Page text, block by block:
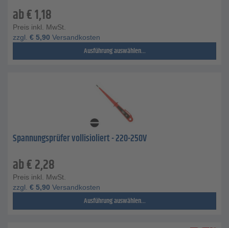
ab€1,18
Preis inkl. MwSt.
zzgl. € 5,90 Versandkosten
Ausführung auswählen...
Spannungsprüfer vollisioliert - 220-250V
ab€2,28
Preis inkl. MwSt.
zzgl. € 5,90 Versandkosten
Ausführung auswählen...